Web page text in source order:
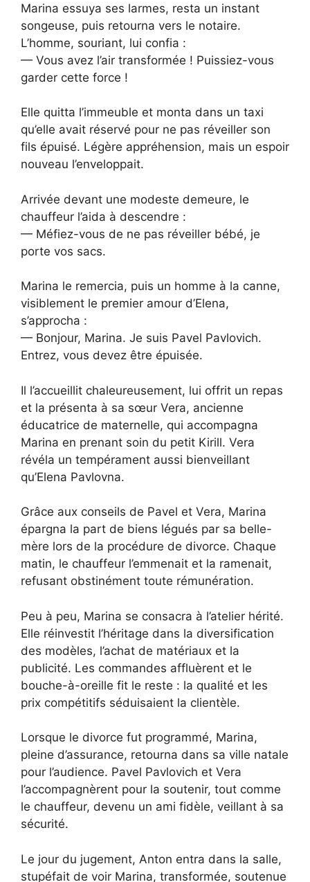
Marina essuya ses larmes, resta un instant
songeuse, puis retourna vers le notaire.
L’homme, souriant, lui confia :
— Vous avez l’air transformée ! Puissiez-vous
garder cette force !
Elle quitta l’immeuble et monta dans un taxi
qu’elle avait réservé pour ne pas réveiller son
fils épuisé. Légère appréhension, mais un espoir
nouveau l’enveloppait.
Arrivée devant une modeste demeure, le
chauffeur l’aida à descendre :
— Méfiez-vous de ne pas réveiller bébé, je
porte vos sacs.
Marina le remercia, puis un homme à la canne,
visiblement le premier amour d’Elena,
s’approcha :
— Bonjour, Marina. Je suis Pavel Pavlovich.
Entrez, vous devez être épuisée.
Il l’accueillit chaleureusement, lui offrit un repas
et la présenta à sa sœur Vera, ancienne
éducatrice de maternelle, qui accompagna
Marina en prenant soin du petit Kirill. Vera
révéla un tempérament aussi bienveillant
qu’Elena Pavlovna.
Grâce aux conseils de Pavel et Vera, Marina
épargna la part de biens légués par sa belle-
mère lors de la procédure de divorce. Chaque
matin, le chauffeur l’emmenait et la ramenait,
refusant obstinément toute rémunération.
Peu à peu, Marina se consacra à l’atelier hérité.
Elle réinvestit l’héritage dans la diversification
des modèles, l’achat de matériaux et la
publicité. Les commandes affluèrent et le
bouche-à-oreille fit le reste : la qualité et les
prix compétitifs séduisaient la clientèle.
Lorsque le divorce fut programmé, Marina,
pleine d’assurance, retourna dans sa ville natale
pour l’audience. Pavel Pavlovich et Vera
l’accompagnèrent pour la soutenir, tout comme
le chauffeur, devenu un ami fidèle, veillant à sa
sécurité.
Le jour du jugement, Anton entra dans la salle,
stupéfait de voir Marina, transformée, soutenue